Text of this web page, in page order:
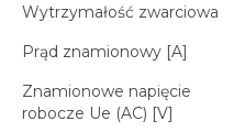
Wytrzymałość zwarciowa
Prąd znamionowy [A]
Znamionowe napięcie
robocze Ue (AC) [V]